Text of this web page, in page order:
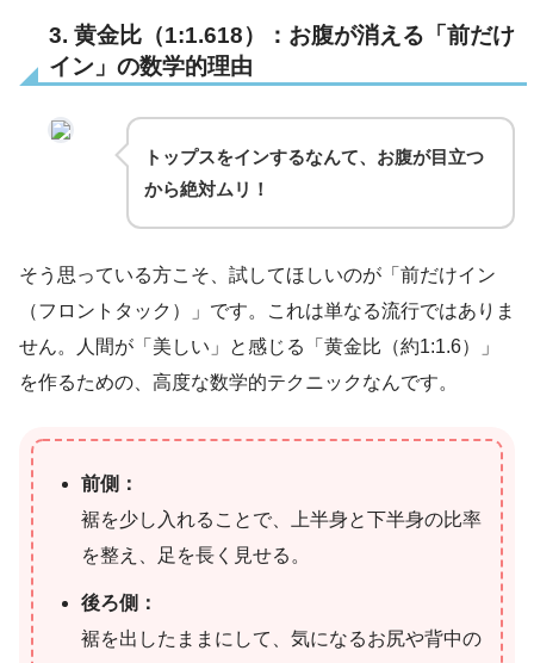
3. 黄金比（1:1.618）：お腹が消える「前だけ
イン」の数学的理由
トップスをインするなんて、お腹が目立つ
から絶対ムリ！
そう思っている方こそ、試してほしいのが「前だけイン
（フロントタック）」です。これは単なる流行ではありま
せん。人間が「美しい」と感じる「黄金比（約1:1.6）」
を作るための、高度な数学的テクニックなんです。
前側：
裾を少し入れることで、上半身と下半身の比率
を整え、足を長く見せる。
後ろ側：
裾を出したままにして、気になるお尻や背中の